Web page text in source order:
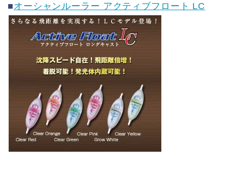
■オーシャンルーラー アクティブフロート LC